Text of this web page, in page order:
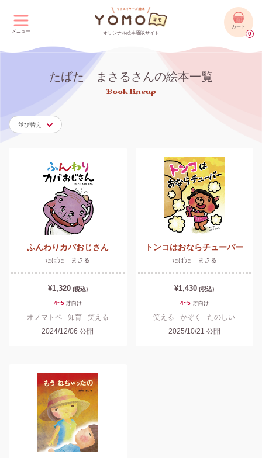
メニュー オリジナル絵本通販サイト
カート
0
たばた まさるさんの絵本一覧
Book lineup
並び替え
ふんわりカバおじさん
たばた まさる
¥1,320 (税込)
4~5 才向け
オノマトペ 知育
笑える
2024/12/06 公開
トンコはおならチューバー
たばた まさる
¥1,430 (税込)
4~5 才向け
笑える かぞく
たのしい
2025/10/21 公開